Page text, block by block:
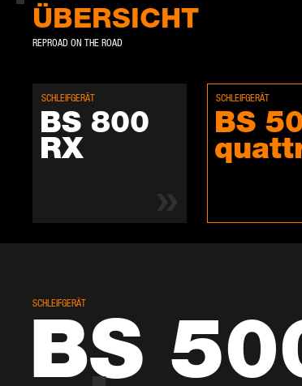
ÜBERSICHT
REPROAD ON THE ROAD
SCHLEIF­GE­RÄT
BS 800
RX
SCHLEIF­GE­RÄT
BS
SCHLEIF­GE­RÄT
BS